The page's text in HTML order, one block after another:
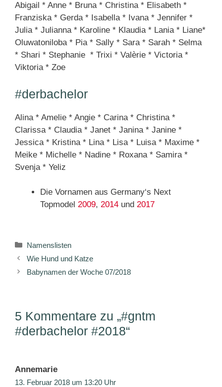
Abigail * Anne * Bruna * Christina * Elisabeth *
Franziska * Gerda * Isabella * Ivana * Jennifer *
Julia * Julianna * Karoline * Klaudia * Lania * Liane*
Oluwatoniloba * Pia * Sally * Sara * Sarah * Selma
* Shari * Stephanie * Trixi * Valèrie * Victoria *
Viktoria * Zoe
#derbachelor
Alina * Amelie * Angie * Carina * Christina *
Clarissa * Claudia * Janet * Janina * Janine *
Jessica * Kristina * Lina * Lisa * Luisa * Maxime *
Meike * Michelle * Nadine * Roxana * Samira *
Svenja * Yeliz
Die Vornamen aus Germany‘s Next
Topmodel 2009, 2014 und 2017
Kategorien
Namenslisten
Wie Hund und Katze
Babynamen der Woche 07/2018
5 Kommentare zu „#gntm
#derbachelor #2018“
Annemarie
13. Februar 2018 um 13:20 Uhr